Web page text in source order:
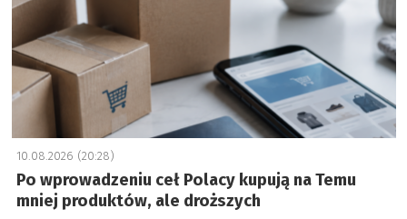
10.08.2026 (20:28)
Po wprowadzeniu ceł Polacy kupują na Temu
mniej produktów, ale droższych